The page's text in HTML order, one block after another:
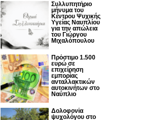
Συλλυπητήριο
μήνυμα του
Κέντρου Ψυχικής
Υγείας Ναυπλίου
για την απώλεια
του Γιώργου
Μιχαλόπουλου
Πρόστιμο 1.500
ευρώ σε
επιχείρηση
εμπορίας
ανταλλακτικών
αυτοκινήτων στο
Ναύπλιο
Δολοφονία
ψυχολόγου στο